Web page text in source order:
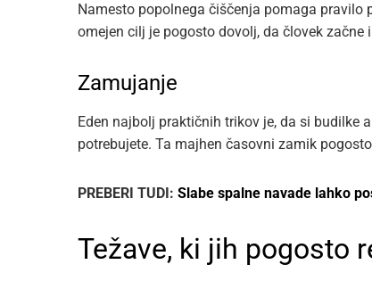
Namesto popolnega čiščenja pomaga pravilo
omejen cilj je pogosto dovolj, da človek začne
Zamujanje
Eden najbolj praktičnih trikov je, da si budilke
potrebujete. Ta majhen časovni zamik
PREBERI TUDI: Slabe spalne navade lahko
Težave, ki jih pogosto